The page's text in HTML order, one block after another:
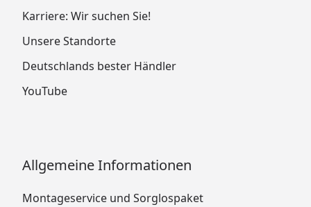
Karriere: Wir suchen Sie!
Unsere Standorte
Deutschlands bester Händler
YouTube
Allgemeine Informationen
Montageservice und Sorglospaket